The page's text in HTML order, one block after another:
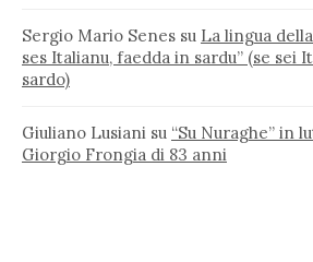
Sergio Mario Senes su La lingua
ses Italianu, faedda in sardu” (se sei
sardo)
Giuliano Lusiani su “Su Nuraghe” in
Giorgio Frongia di 83 anni